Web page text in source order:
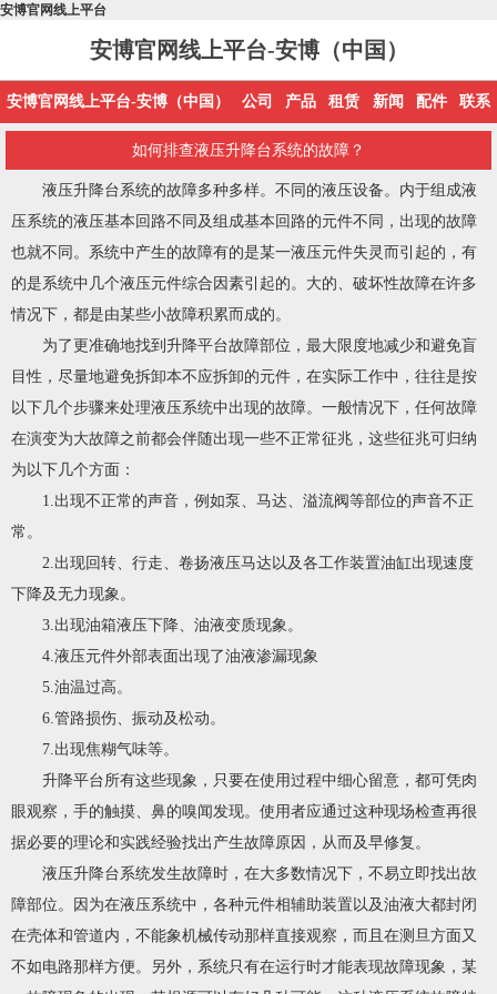
安博官网线上平台
安博官网线上平台-安博（中国）
安博官网线上平台-安博（中国） 公司 产品 租赁 新闻 配件 联系
如何排查液压升降台系统的故障？
液压升降台系统的故障多种多样。不同的液压设备。内于组成液
压系统的液压基本回路不同及组成基本回路的元件不同，出现的故障
也就不同。系统中产生的故障有的是某一液压元件失灵而引起的，有
的是系统中几个液压元件综合因素引起的。大的、破坏性故障在许多
情况下，都是由某些小故障积累而成的。
为了更准确地找到升降平台故障部位，最大限度地减少和避免盲
目性，尽量地避免拆卸本不应拆卸的元件，在实际工作中，往往是按
以下几个步骤来处理液压系统中出现的故障。一般情况下，任何故障
在演变为大故障之前都会伴随出现一些不正常征兆，这些征兆可归纳
为以下几个方面：
1.出现不正常的声音，例如泵、马达、溢流阀等部位的声音不正
常。
2.出现回转、行走、卷扬液压马达以及各工作装置油缸出现速度
下降及无力现象。
3.出现油箱液压下降、油液变质现象。
4.液压元件外部表面出现了油液渗漏现象
5.油温过高。
6.管路损伤、振动及松动。
7.出现焦糊气味等。
升降平台所有这些现象，只要在使用过程中细心留意，都可凭肉
眼观察，手的触摸、鼻的嗅闻发现。使用者应通过这种现场检查再很
据必要的理论和实践经验找出产生故障原因，从而及早修复。
液压升降台系统发生故障时，在大多数情况下，不易立即找出故
障部位。因为在液压系统中，各种元件相辅助装置以及油液大都封闭
在壳体和管道内，不能象机械传动那样直接观察，而且在测旦方面又
不如电路那样方便。另外，系统只有在运行时才能表现故障现象，某